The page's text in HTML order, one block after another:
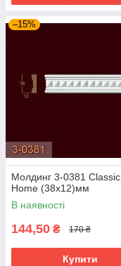
–15%
Молдинг 3-0381 Classic
Home (38x12)мм
В наявності
144,50 ₴ 170 ₴
Купити